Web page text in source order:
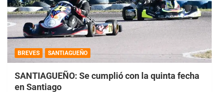
BREVES SANTIAGUEÑO
SANTIAGUEÑO: Se cumplió con la quinta fecha
en Santiago